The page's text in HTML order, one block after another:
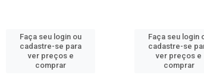
Faça seu login ou
cadastre-se para
ver preços e
comprar
Faça seu login
cadastre-se
ver preços e
comprar